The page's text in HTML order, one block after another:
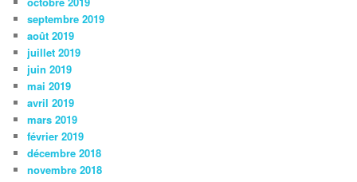
septembre 2019
août 2019
juillet 2019
juin 2019
mai 2019
avril 2019
mars 2019
février 2019
décembre 2018
novembre 2018